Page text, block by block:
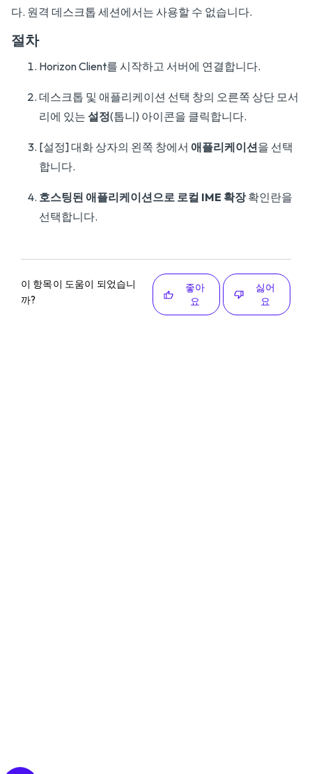
다. 원격 데스크톱 세션에서는 사용할 수 없습니다.
절차
Horizon Client를 시작하고 서버에 연결합니다.
데스크톱 및 애플리케이션 선택 창의 오른쪽 상단 모서
리에 있는 설정(톱니) 아이콘을 클릭합니다.
[설정] 대화 상자의 왼쪽 창에서 애플리케이션을 선택
합니다.
호스팅된 애플리케이션으로 로컬 IME 확장확인란을
선택합니다.
이 항목이 도움이 되었습니
까?
좋아
요
싫어
요